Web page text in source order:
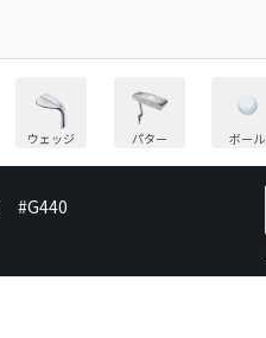
ウェッジ パター ボール
#G440